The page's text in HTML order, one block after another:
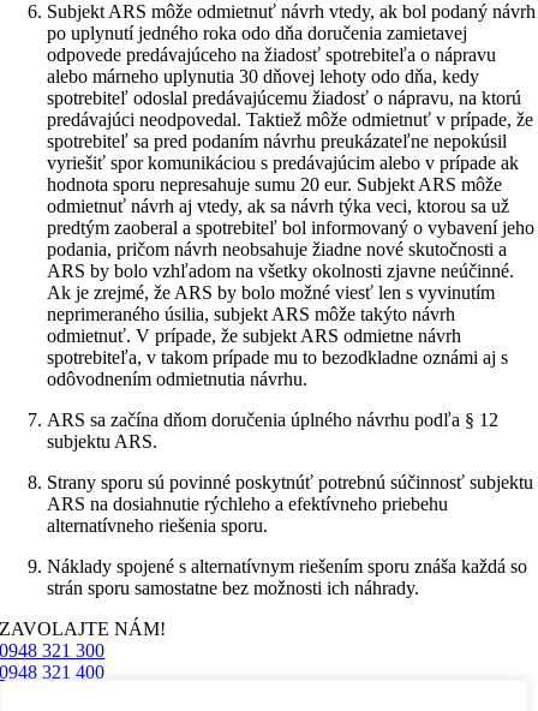
Subjekt ARS môže odmietnuť návrh vtedy, ak bol podaný návrh
po uplynutí jedného roka odo dňa doručenia zamietavej
odpovede predávajúceho na žiadosť spotrebiteľa o nápravu
alebo márneho uplynutia 30 dňovej lehoty odo dňa, kedy
spotrebiteľ odoslal predávajúcemu žiadosť o nápravu, na ktorú
predávajúci neodpovedal. Taktiež môže odmietnuť v prípade, že
spotrebiteľ sa pred podaním návrhu preukázateľne nepokúsil
vyriešiť spor komunikáciou s predávajúcim alebo v prípade ak
hodnota sporu nepresahuje sumu 20 eur. Subjekt ARS môže
odmietnuť návrh aj vtedy, ak sa návrh týka veci, ktorou sa už
predtým zaoberal a spotrebiteľ bol informovaný o vybavení jeho
podania, pričom návrh neobsahuje žiadne nové skutočnosti a
ARS by bolo vzhľadom na všetky okolnosti zjavne neúčinné.
Ak je zrejmé, že ARS by bolo možné viesť len s vyvinutím
neprimeraného úsilia, subjekt ARS môže takýto návrh
odmietnuť. V prípade, že subjekt ARS odmietne návrh
spotrebiteľa, v takom prípade mu to bezodkladne oznámi aj s
odôvodnením odmietnutia návrhu.
ARS sa začína dňom doručenia úplného návrhu podľa § 12
subjektu ARS.
Strany sporu sú povinné poskytnúť potrebnú súčinnosť subjektu
ARS na dosiahnutie rýchleho a efektívneho priebehu
alternatívneho riešenia sporu.
Náklady spojené s alternatívnym riešením sporu znáša každá so
strán sporu samostatne bez možnosti ich náhrady.
ZAVOLAJTE NÁM!
0948 321 300
0948 321 400